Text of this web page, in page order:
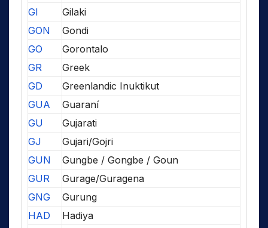
GI
Gilaki
GON
Gondi
GO
Gorontalo
GR
Greek
GD
Greenlandic Inuktikut
GUA
Guaraní
GU
Gujarati
GJ
Gujari/Gojri
GUN
Gungbe / Gongbe / Goun
GUR
Gurage/Guragena
GNG
Gurung
HAD
Hadiya